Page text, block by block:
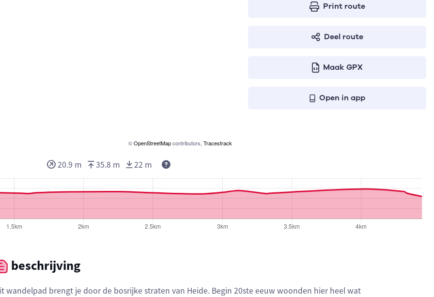
©OpenStreetMapcontributors, Tracestrack
Print route
Deel route
Maak GPX
Open in app
20.9 m 35.8 m 22 m Deze waarden geven respectievelijk het aantal te stijgen meters, het
beschrijving
wandelpad brengt je door de bosrijke straten van Heide. Begin 20ste eeuw woonden hier heel wat